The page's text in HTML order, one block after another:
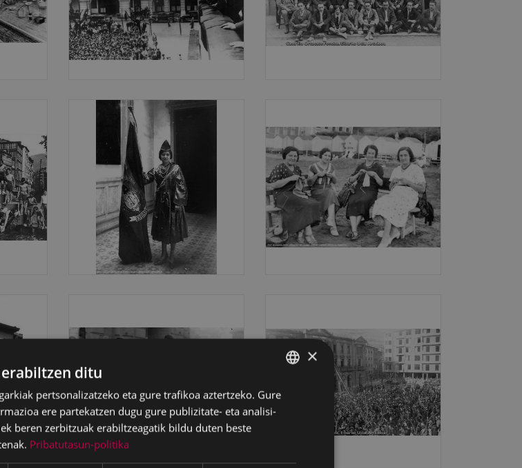
BASQUE
SPANISH
×
ditu
pertsonalizatzeko eta gure trafikoa aztertzeko. Gure
ere partekatzen dugu gure publizitate- eta analisi-
beren zerbitzuak erabiltzeagatik bildu duten beste
Pribatutasun-politika